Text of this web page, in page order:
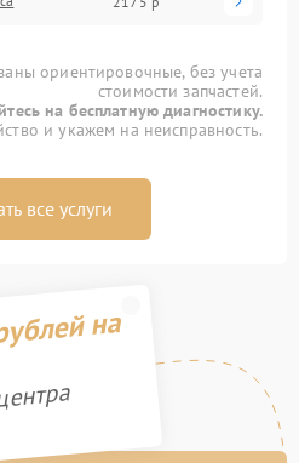
ориентировочные, без учета
стоимости запчастей.
на бесплатную диагностику.
и укажем на неисправность.
все услуги
на